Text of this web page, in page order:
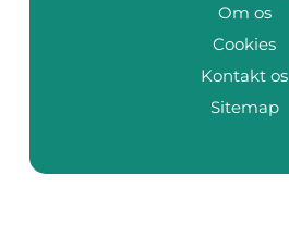
Om os
Cookies
Kontakt os
Sitemap